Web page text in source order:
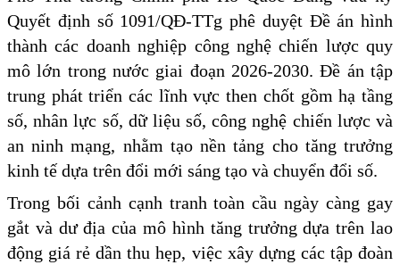
Quyết định số 1091/QĐ-TTg phê duyệt Đề án hình
thành các doanh nghiệp công nghệ chiến lược quy
mô lớn trong nước giai đoạn 2026-2030. Đề án tập
trung phát triển các lĩnh vực then chốt gồm hạ tầng
số, nhân lực số, dữ liệu số, công nghệ chiến lược và
an ninh mạng, nhằm tạo nền tảng cho tăng trưởng
kinh tế dựa trên đổi mới sáng tạo và chuyển đổi số.
Trong bối cảnh cạnh tranh toàn cầu ngày càng gay
gắt và dư địa của mô hình tăng trưởng dựa trên lao
động giá rẻ dần thu hẹp, việc xây dựng các tập đoàn